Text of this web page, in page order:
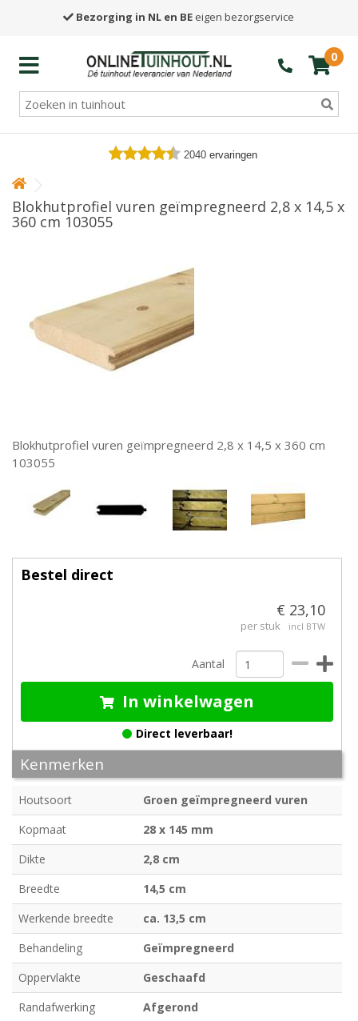
Bezorging in NL en BE eigen bezorgservice
0
2040 ervaringen
Blokhutprofiel vuren geïmpregneerd 2,8 x 14,5 x
360 cm 103055
Blokhutprofiel vuren geïmpregneerd 2,8 x 14,5 x 360 cm
103055
Bestel direct
€ 23,10
per stuk incl BTW
Aantal
In winkelwagen
Direct leverbaar!
Kenmerken
Houtsoort
Groen geïmpregneerd vuren
Kopmaat
28 x 145 mm
Dikte
2,8 cm
Breedte
14,5 cm
Werkende breedte
ca. 13,5 cm
Behandeling
Geïmpregneerd
Oppervlakte
Geschaafd
Randafwerking
Afgerond